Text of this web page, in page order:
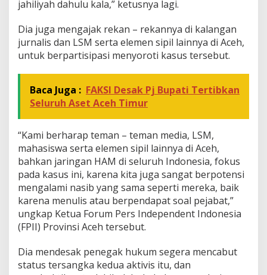
jahiliyah dahulu kala,” ketusnya lagi.
Dia juga mengajak rekan – rekannya di kalangan
jurnalis dan LSM serta elemen sipil lainnya di Aceh,
untuk berpartisipasi menyoroti kasus tersebut.
Baca Juga : FAKSI Desak Pj Bupati Tertibkan
Seluruh Aset Aceh Timur
“Kami berharap teman – teman media, LSM,
mahasiswa serta elemen sipil lainnya di Aceh,
bahkan jaringan HAM di seluruh Indonesia, fokus
pada kasus ini, karena kita juga sangat berpotensi
mengalami nasib yang sama seperti mereka, baik
karena menulis atau berpendapat soal pejabat,”
ungkap Ketua Forum Pers Independent Indonesia
(FPII) Provinsi Aceh tersebut.
Dia mendesak penegak hukum segera mencabut
status tersangka kedua aktivis itu, dan